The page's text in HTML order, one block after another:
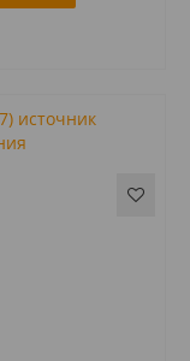
источник